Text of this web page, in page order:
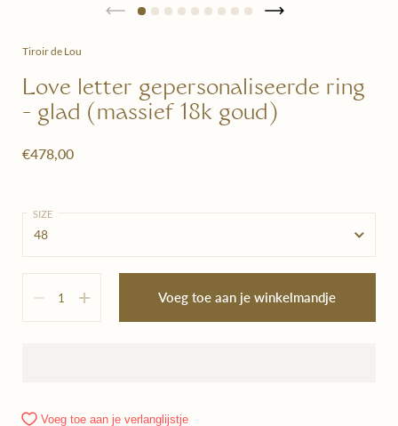
Tiroir de Lou
Love letter gepersonaliseerde ring
- glad (massief 18k goud)
€478,00
SIZE
Voeg toe aan je winkelmandje
Voeg toe aan je verlanglijstje